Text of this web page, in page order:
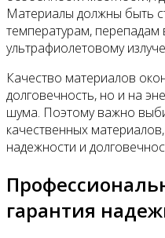
Материалы должны быть
температурам, перепадам
ультрафиолетовому
Качество материалов
долговечность, но и на
шума. Поэтому важно
качественных
надежности и
гарантия